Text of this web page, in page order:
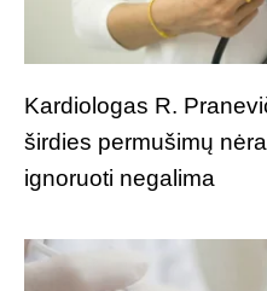
Kardiologas R.
širdies permušimų
ignoruoti negalima